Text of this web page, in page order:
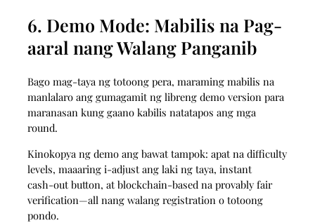
6. Demo Mode: Mabilis na Pag-
aaral nang Walang Panganib
Bago mag-taya ng totoong pera, maraming mabilis na
manlalaro ang gumagamit ng libreng demo version para
maranasan kung gaano kabilis natatapos ang mga
round.
Kinokopya ng demo ang bawat tampok: apat na difficulty
levels, maaaring i-adjust ang laki ng taya, instant
cash‑out button, at blockchain‑based na provably fair
verification—all nang walang registration o totoong
pondo.